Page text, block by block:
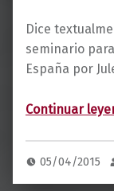
Dice
seminario
España por
Continuar
05/04/2015